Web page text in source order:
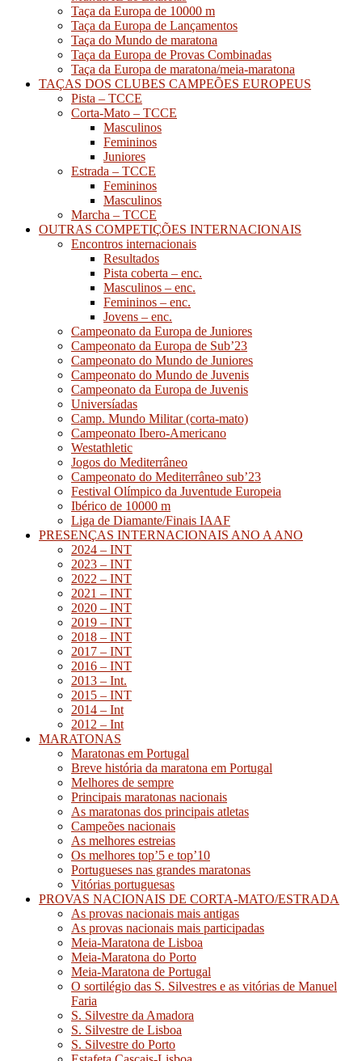
Taça da Europa de 10000 m
Taça da Europa de Lançamentos
Taça do Mundo de maratona
Taça da Europa de Provas Combinadas
Taça da Europa de maratona/meia-maratona
TAÇAS DOS CLUBES CAMPEÕES EUROPEUS
Pista – TCCE
Corta-Mato – TCCE
Masculinos
Femininos
Juniores
Estrada – TCCE
Femininos
Masculinos
Marcha – TCCE
OUTRAS COMPETIÇÕES INTERNACIONAIS
Encontros internacionais
Resultados
Pista coberta – enc.
Masculinos – enc.
Femininos – enc.
Jovens – enc.
Campeonato da Europa de Juniores
Campeonato da Europa de Sub’23
Campeonato do Mundo de Juniores
Campeonato do Mundo de Juvenis
Campeonato da Europa de Juvenis
Universíadas
Camp. Mundo Militar (corta-mato)
Campeonato Ibero-Americano
Westathletic
Jogos do Mediterrâneo
Campeonato do Mediterrâneo sub’23
Festival Olímpico da Juventude Europeia
Ibérico de 10000 m
Liga de Diamante/Finais IAAF
PRESENÇAS INTERNACIONAIS ANO A ANO
2024 – INT
2023 – INT
2022 – INT
2021 – INT
2020 – INT
2019 – INT
2018 – INT
2017 – INT
2016 – INT
2013 – Int.
2015 – INT
2014 – Int
2012 – Int
MARATONAS
Maratonas em Portugal
Breve história da maratona em Portugal
Melhores de sempre
Principais maratonas nacionais
As maratonas dos principais atletas
Campeões nacionais
As melhores estreias
Os melhores top’5 e top’10
Portugueses nas grandes maratonas
Vitórias portuguesas
PROVAS NACIONAIS DE CORTA-MATO/ESTRADA
As provas nacionais mais antigas
As provas nacionais mais participadas
Meia-Maratona de Lisboa
Meia-Maratona do Porto
Meia-Maratona de Portugal
O sortilégio das S. Silvestres e as vitórias de Manuel
Faria
S. Silvestre da Amadora
S. Silvestre de Lisboa
S. Silvestre do Porto